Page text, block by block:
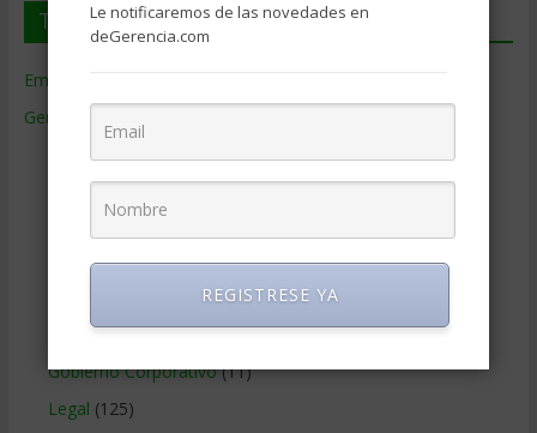
Temas de Gerencia
Empresas de Gerencia
Gerencia
Contabilidad(466)
Educacion Gerencial
Estrategia Empresarial(304)
Finanzas Corporativas(748)
Gerencia social y ambiental(223)
Gobierno Corporativo(11)
Legal (125)
Le notificaremos de las novedades en
deGerencia.com
REGISTRESE YA